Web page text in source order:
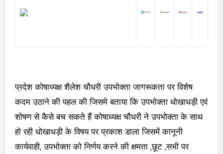
प्रदेश कोषाध्यक्ष शैलेश चौधरी उपभोक्ता जागरूकता पर विशेष
कदम उठाने की पहल की जिसमे बताया कि उपभोक्ता धोखाधड़ी एवं
शोषण से कैसे बच सकते हैं कोषाध्यक्ष चौधरी ने उपभोक्ता के साथ
हो रही धोखाधड़ी के विषय पर प्रकाश डाला जिसमें कानूनी
कार्यवाही, उपभोक्ता को निर्णय करने की क्षमता ,छूट ,सभी पर